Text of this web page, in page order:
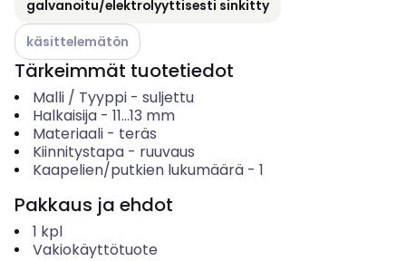
galvanoitu/elektrolyyttisesti sinkitty
Katso käytettävissä olevat vaihtoehdot
käsittelemätön
Tärkeimmät tuotetiedot
Malli / Tyyppi- suljettu
Halkaisija- 11...13 mm
Materiaali- teräs
Kiinnitystapa- ruuvaus
Kaapelien/putkien lukumäärä- 1
Pakkaus ja ehdot
1 kpl
Vakiokäyttötuote